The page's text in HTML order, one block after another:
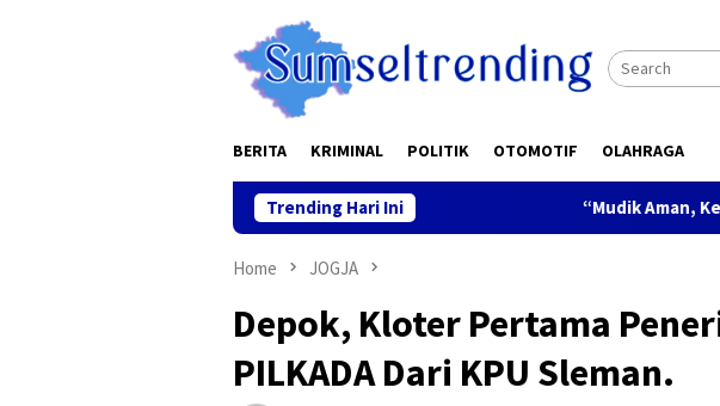
BERITA KRIMINAL POLITIK OTOMOTIF OLAHRAGA
Trending Hari Ini “Mudik Aman, Keluarga
Home JOGJA
Depok, Kloter Pertama
PILKADA Dari KPU Sleman.